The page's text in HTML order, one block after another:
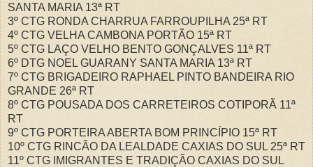
SANTA MARIA 13ª RT
3º CTG RONDA CHARRUA FARROUPILHA 25ª RT
4º CTG VELHA CAMBONA PORTÃO 15ª RT
5º CTG LAÇO VELHO BENTO GONÇALVES 11ª RT
6º DTG NOEL GUARANY SANTA MARIA 13ª RT
7º CTG BRIGADEIRO RAPHAEL PINTO BANDEIRA RIO
GRANDE 26ª RT
8º CTG POUSADA DOS CARRETEIROS COTIPORÃ 11ª
RT
9º CTG PORTEIRA ABERTA BOM PRINCÍPIO 15ª RT
10º CTG RINCÃO DA LEALDADE CAXIAS DO SUL 25ª RT
11º CTG IMIGRANTES E TRADIÇÃO CAXIAS DO SUL